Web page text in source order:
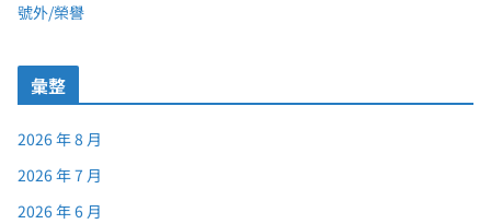
號外/榮譽
彙整
2026 年 8 月
2026 年 7 月
2026 年 6 月